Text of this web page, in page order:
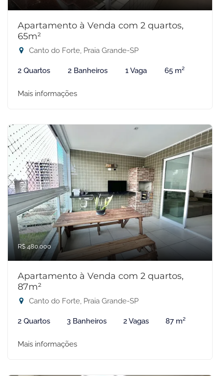
Apartamento à Venda com 2 quartos,
65m²
Canto do Forte, Praia Grande-SP
2 Quartos 2 Banheiros 1 Vaga 65 m²
Mais informações
R$ 480.000
Apartamento à Venda com 2 quartos,
87m²
Canto do Forte, Praia Grande-SP
2 Quartos 3 Banheiros 2 Vagas 87 m²
Mais informações